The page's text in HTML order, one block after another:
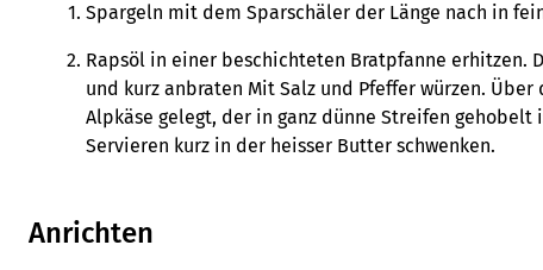
Spargeln mit dem Sparschäler der Länge nach in
Rapsöl in einer beschichteten Bratpfanne erhitzen.
und kurz anbraten Mit Salz und Pfeffer würzen.
Alpkäse gelegt, der in ganz dünne Streifen gehobelt
Servieren kurz in der heisser Butter schwenken.
Anrichten